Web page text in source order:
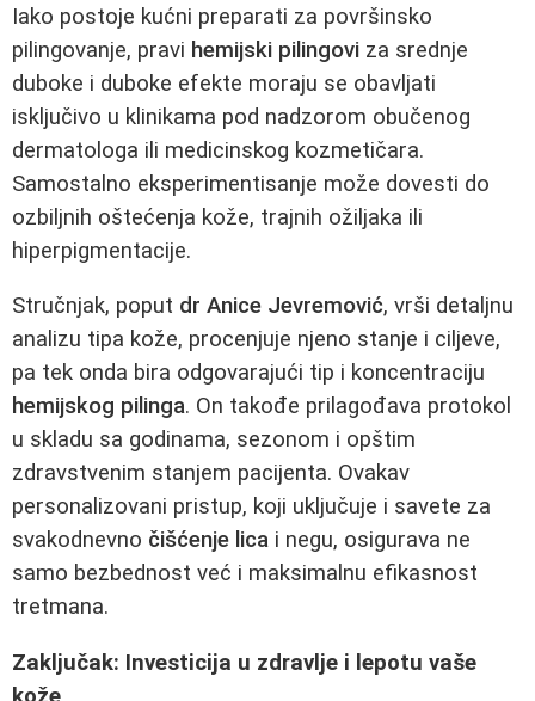
Iako postoje kućni preparati za površinsko
pilingovanje, pravi hemijski pilingovi za srednje
duboke i duboke efekte moraju se obavljati
isključivo u klinikama pod nadzorom obučenog
dermatologa ili medicinskog kozmetičara.
Samostalno eksperimentisanje može dovesti do
ozbiljnih oštećenja kože, trajnih ožiljaka ili
hiperpigmentacije.
Stručnjak, poput dr Anice Jevremović, vrši detaljnu
analizu tipa kože, procenjuje njeno stanje i ciljeve,
pa tek onda bira odgovarajući tip i koncentraciju
hemijskog pilinga. On takođe prilagođava protokol
u skladu sa godinama, sezonom i opštim
zdravstvenim stanjem pacijenta. Ovakav
personalizovani pristup, koji uključuje i savete za
svakodnevno čišćenje lica i negu, osigurava ne
samo bezbednost već i maksimalnu efikasnost
tretmana.
Zaključak: Investicija u zdravlje i lepotu vaše